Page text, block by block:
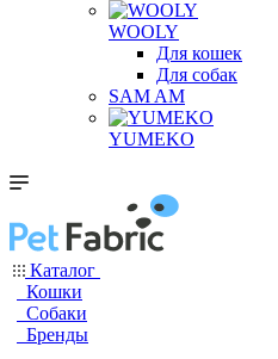
WOOLY
Для кошек
Для собак
SAM AM
YUMEKO
Каталог
Кошки
Собаки
Бренды